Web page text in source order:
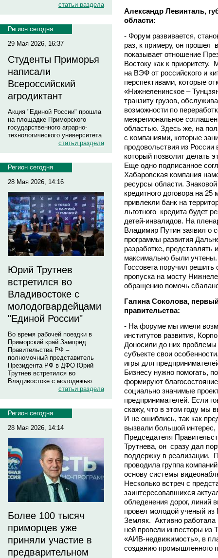
статьи раздела
Регион сегодня
29 Мая 2026, 16:37
Студенты Приморья
написали
Всероссийский
агродиктант
Акция "Единой России" прошла
на площадке Приморского
государственного аграрно-
технологического университета
статьи раздела
Регион сегодня
28 Мая 2026, 14:16
Юрий Трутнев
встретился во
Владивостоке с
молодогвардейцами
"Единой России"
Во время рабочей поездки в
Приморский край Зампред
Правительства РФ –
полномочный представитель
Президента РФ в ДФО Юрий
Трутнев встретился во
Владивостоке с молодежью.
статьи раздела
Регион сегодня
28 Мая 2026, 14:14
Более 100 тысяч
приморцев уже
приняли участие в
предварительном
Александр Левинталь,
области:
- Форум развивается,
раз, к примеру, он прошел
показывает отношение
Востоку как к
на ВЭФ от российского и
перспективами, которые
«Нижнеленинское –
транзиту грузов,
возможности по
межрегиональное
областью. Здесь же, на
с компаниями, которые
продовольствия из
который позволит делать
Еще одно подписанное
Хабаровская компания
ресурсы области.
кредитного договора на
привлекли банк на
льготного кредита будет
детей-инвалидов. На
Владимир Путин заявил о
программы развития
разработке, представлять
максимально были учтены.
Госсовета поручил
пропуска на мосту
обращению помочь
Галина Соколова,
правительства:
- На форуме мы имели
институтов развития,
Доносили до них
субъекте свои
игры для
Бизнесу нужно помогать,
формируют
социально значимые
предпринимателей. Если
скажу, что в этом году мы
И не ошиблись, так как
вызвали большой интерес,
Председателя
Трутнева, он сразу дал
поддержку в реализации.
проводила группа
основу системы
Несколько встреч с
заинтересовавшихся
обледенения дорог, линий
провел молодой ученый
Земляк. Активно работала
ней провели инвесторы
«АИВ-недвижимость», в
созданию промышленного